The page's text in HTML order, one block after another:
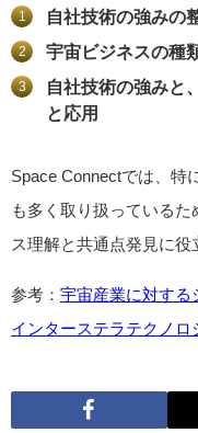
自社技術の強みの
宇宙ビジネスの種
自社技術の強みと
と応用
Space Connectでは、
も多く取り扱っている
ス理解と共通点発見に役
参考： 宇宙産業に対する
インターステラテクノ